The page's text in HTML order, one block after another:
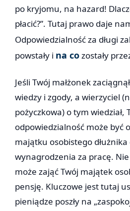
po kryjomu, na hazard!
płacić?”. Tutaj prawo daje
Odpowiedzialność za długi
powstały i na cozostały
Jeśli Twój małżonek
wiedzy i zgody, a wierzyciel
pożyczkowa) o tym wiedział,
odpowiedzialność może być
majątku osobistego
wynagrodzenia za pracę.
może zająć Twój majątek
pensję. Kluczowe jest tutaj
pieniądze poszły na